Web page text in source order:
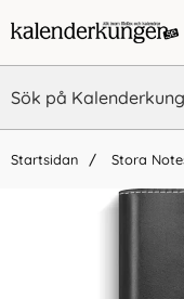
Startsidan Stora
Vi